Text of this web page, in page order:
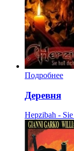
Подробнее
Деревня
Hepzibah -